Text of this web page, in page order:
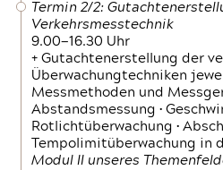
Termin 2/2:
Verkehrsmesstechnik
9.00—16.30 Uhr
+ Gutachtenerstellung der
Überwachungtechniken
Messmethoden und
Abstandsmessung •
Rotlichtüberwachung •
Tempolimitüberwachung in
Modul II unseres